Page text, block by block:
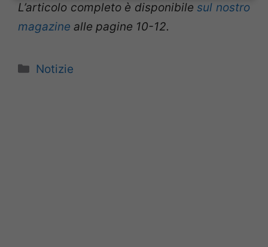
L’articolo completo è disponibile sul nostro
magazine alle pagine 10-12.
Categorie
Notizie